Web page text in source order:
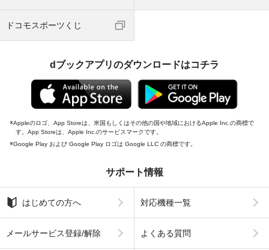
ドコモスポーツくじ
dブックアプリのダウンロードはコチラ
Appleのロゴ、App Storeは、米国もしくはその他の国や地域におけるApple Inc.の商標で
す。App Storeは、Apple Inc.のサービスマークです。
Google Play および Google Play ロゴは Google LLC の商標です。
サポート情報
はじめての方へ 対応機種一覧
メールサービス登録/解除 よくある質問